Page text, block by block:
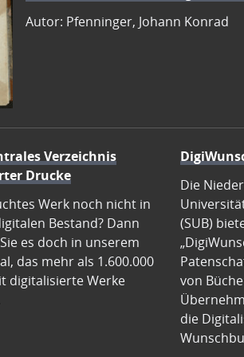
Autor: Pfenninger, Johann Konrad
Verzeichnis
Drucke
Werk noch nicht in
Bestand? Dann
es doch in unserem
das mehr als 1.600.000
digitalisierte Werke
Die
(SUB)
von
die